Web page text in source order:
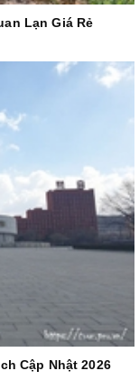
Lạn Giá Rẻ
Cập Nhật 2026